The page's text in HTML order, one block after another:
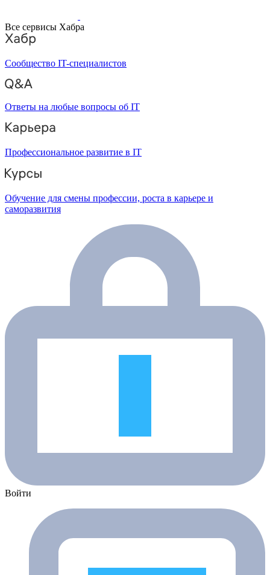
Все сервисы Хабра
Сообщество IT-специалистов
Ответы на любые вопросы об IT
Профессиональное развитие в IT
Обучение для смены профессии, роста в карьере и
саморазвития
Войти